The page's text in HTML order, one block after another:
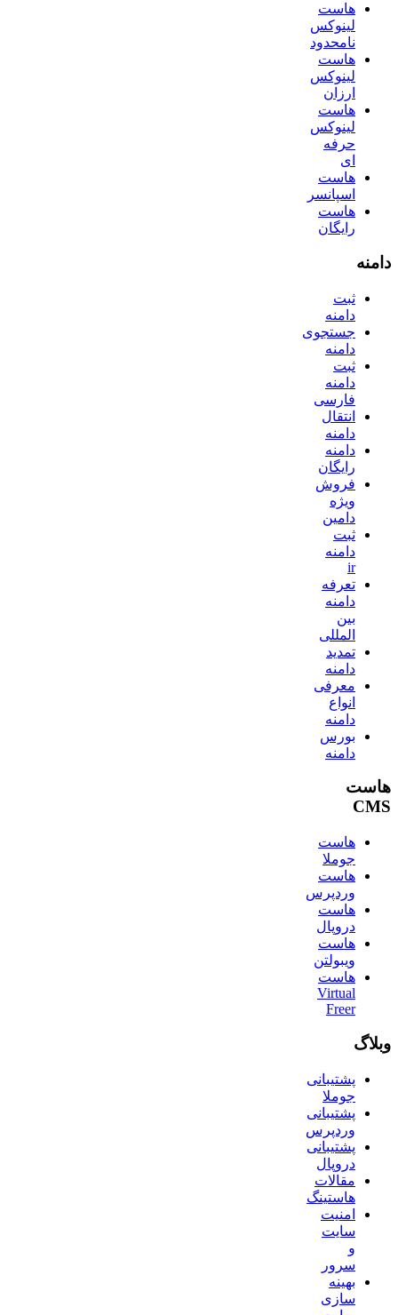
هاست
لینوکس
نامحدود
هاست
لینوکس
ارزان
هاست
لینوکس
حرفه
ای
هاست
اسپانسر
هاست
رایگان
دامنه
ثبت
دامنه
جستجوی
دامنه
ثبت
دامنه
فارسی
انتقال
دامنه
دامنه
رایگان
فروش
ویژه
دامین
ثبت
دامنه
ir
تعرفه
دامنه
بین
المللی
تمدید
دامنه
معرفی
انواع
دامنه
بورس
دامنه
هاست
CMS
هاست
جوملا
هاست
وردپرس
هاست
دروپال
هاست
ویبولتن
هاست
Virtual
Freer
وبلاگ
پشتیبانی
جوملا
پشتیبانی
وردپرس
پشتیبانی
دروپال
مقالات
هاستینگ
امنیت
سایت
و
سرور
بهینه
سازی